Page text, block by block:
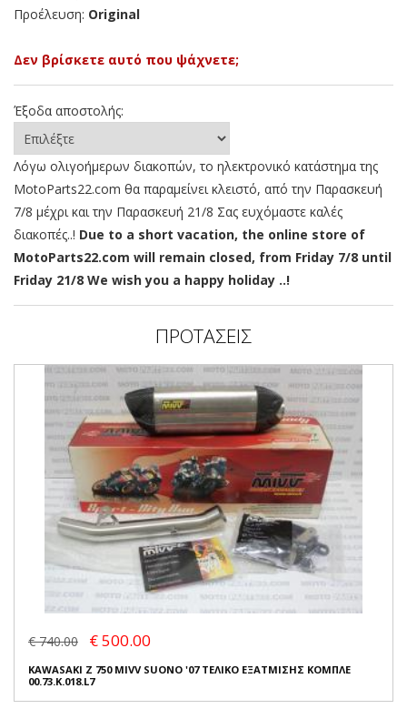
Προέλευση: Original
Δεν βρίσκετε αυτό που ψάχνετε;
Έξοδα αποστολής:
Λόγω ολιγοήμερων διακοπών, το ηλεκτρονικό κατάστημα της
MotoParts22.com θα παραμείνει κλειστό, από την Παρασκευή
7/8 μέχρι και την Παρασκευή 21/8 Σας ευχόμαστε καλές
διακοπές..! Due to a short vacation, the online store of
MotoParts22.com will remain closed, from Friday 7/8 until
Friday 21/8 We wish you a happy holiday ..!
ΠΡΟΤΑΣΕΙΣ
€ 740.00 € 500.00
KAWASAKI Z 750 MIVV SUONO '07 ΤΕΛΙΚΟ ΕΞΑΤΜΙΣΗΣ ΚΟΜΠΛΕ
00.73.K.018.L7